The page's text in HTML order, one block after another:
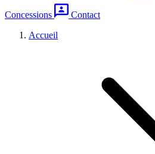
Concessions
Contact
Accueil